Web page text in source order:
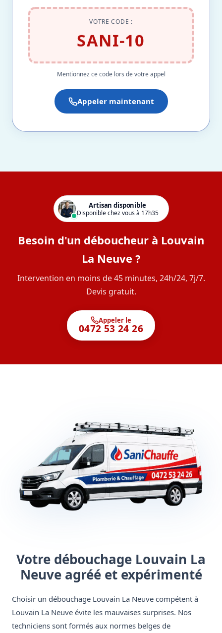
VOTRE CODE :
SANI-10
Mentionnez ce code lors de votre appel
Appeler maintenant
Artisan disponible
Disponible chez vous à 17h35
Besoin d'un déboucheur à Louvain
La Neuve ?
Intervention en moins de 45 minutes, 24h/24, 7j/7.
Devis gratuit.
Appeler le
0472 53 24 26
Votre débouchage Louvain La
Neuve agréé et expérimenté
Choisir un débouchage Louvain La Neuve compétent à
Louvain La Neuve évite les mauvaises surprises. Nos
techniciens sont formés aux normes belges de